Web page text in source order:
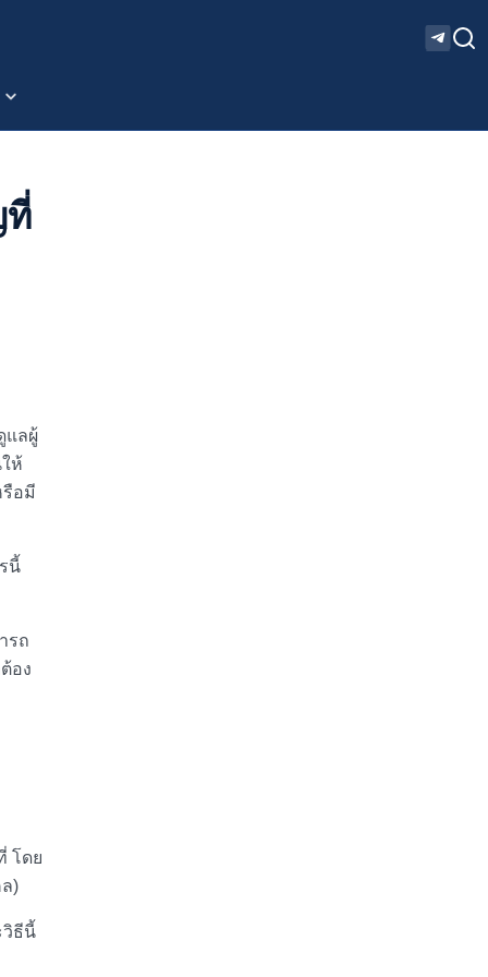
แลผู้
ห้
รือมี
นี้
รถ
อง
โดย
)
วิธีนี้